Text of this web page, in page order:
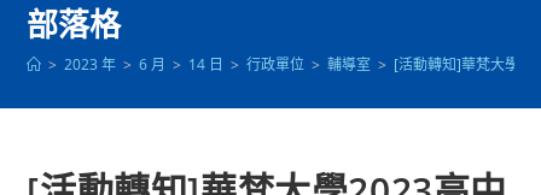
部落格
> 2023 年 > 6 月 > 14 日 > 行政單位 > 輔導室 > [活動轉知]華梵大學